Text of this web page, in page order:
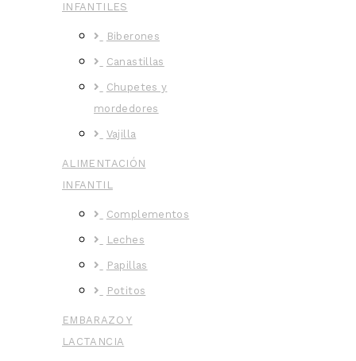
INFANTILES
Biberones
Canastillas
Chupetes y
mordedores
Vajilla
ALIMENTACIÓN
INFANTIL
Complementos
Leches
Papillas
Potitos
EMBARAZO Y
LACTANCIA